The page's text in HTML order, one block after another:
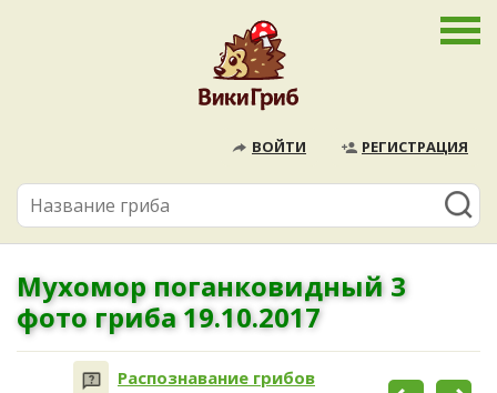
ВОЙТИ РЕГИСТРАЦИЯ
Мухомор поганковидный 3
фото гриба 19.10.2017
Распознавание грибов